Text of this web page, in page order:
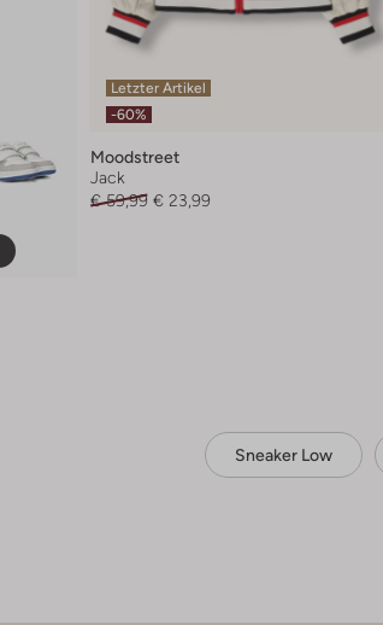
Letzter Artikel
-60%
Moodstreet
Jack
€ 59,99 € 23,99
Sneaker Low